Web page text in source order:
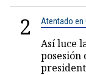
2 Atentado en
Así luce
posesión